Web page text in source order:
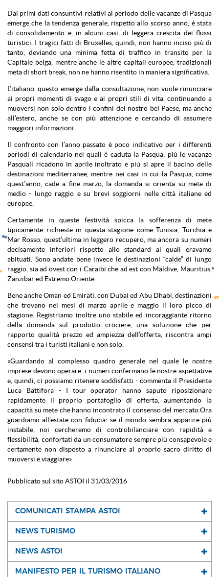
Dai primi dati consuntivi relativi al periodo delle vacanze di Pasqua
emerge che la tendenza generale, rispetto allo scorso anno, è stata
di consolidamento e, in alcuni casi, di leggera crescita dei flussi
turistici. I tragici fatti di Bruxelles, quindi, non hanno inciso più di
tanto, deviando una minima fetta di traffico in transito per la
Capitale belga, mentre anche le altre capitali europee, tradizionali
meta di short break, non ne hanno risentito in maniera significativa.
L’italiano, questo emerge dalla consultazione, non vuole rinunciare
ai propri momenti di svago e ai propri stili di vita, continuando a
muoversi non solo dentro i confini del nostro bel Paese, ma anche
all’estero, anche se con più attenzione e cercando di assumere
maggiori informazioni.
Il confronto con l’anno passato è poco indicativo per i differenti
periodi di calendario nei quali è caduta la Pasqua: più le vacanze
Pasquali ricadono in aprile inoltrato e più si apre il bacino delle
destinazioni mediterranee, mentre nei casi in cui la Pasqua, come
quest’anno, cade a fine marzo, la domanda si orienta su mete di
medio - lungo raggio e su brevi soggiorni nelle città italiane ed
europee.
Certamente in queste festività spicca la sofferenza di mete
tipicamente richieste in questa stagione come Tunisia, Turchia e
Mar Rosso, quest’ultima in leggero recupero, ma ancora su numeri
decisamente inferiori rispetto allo standard ai quali eravamo
abituati. Sono andate bene invece le destinazioni “calde” di lungo
raggio, sia ad ovest con i Caraibi che ad est con Maldive, Mauritius,
Zanzibar ed Estremo Oriente.
Bene anche Oman ed Emirati, con Dubai ed Abu Dhabi, destinazioni
che trovano nei mesi di marzo aprile e maggio il loro picco di
stagione. Registriamo inoltre uno stabile ed incoraggiante ritorno
della domanda sul prodotto crociere, una soluzione che per
rapporto qualità prezzo ed ampiezza dell’offerta, riscontra ampi
consensi tra i turisti italiani e non solo.
«Guardando al complesso quadro generale nel quale le nostre
imprese devono operare, i numeri confermano le nostre aspettative
e, quindi, ci possiamo ritenere soddisfatti - commenta il Presidente
Luca Battifora - I tour operator hanno saputo riposizionare
rapidamente il proprio portafoglio di offerta, aumentando la
capacità su mete che hanno incontrato il consenso del mercato.Ora
guardiamo all’estate con fiducia: se il mondo sembra apparire più
instabile, noi cercheremo di controbilanciare con rapidità e
flessibilità, confortati da un consumatore sempre più consapevole e
certamente non disposto a rinunciare al proprio sacro diritto di
muoversi e viaggiare».
Pubblicato sul sito ASTOI il 31/03/2016
COMUNICATI STAMPA ASTOI
NEWS TURISMO
NEWS ASTOI
MANIFESTO PER IL TURISMO ITALIANO